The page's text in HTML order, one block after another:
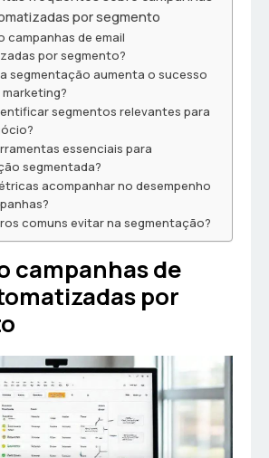
por segmento
campanhas de email
por segmento?
segmentação aumenta o sucesso
segmentos relevantes para
essenciais para
segmentada?
acompanhar no desempenho
comuns evitar na segmentação?
campanhas de
por